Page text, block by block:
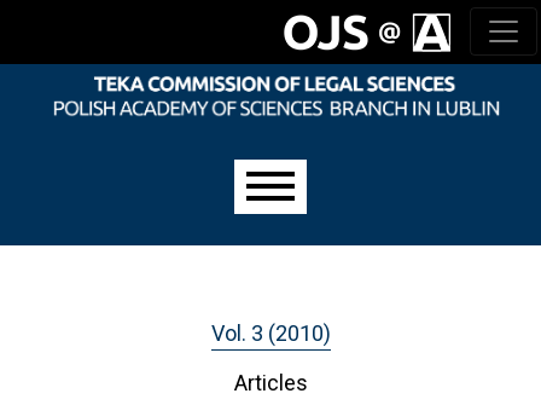
Vol. 3 (2010)
Articles